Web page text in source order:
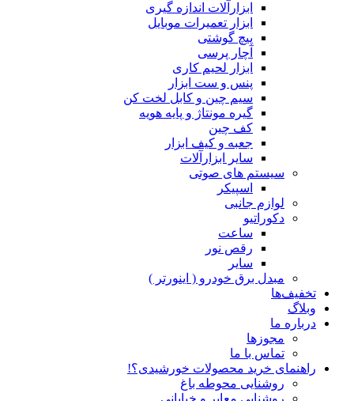
ابزارآلات اندازه گیری
ابزار تعمیرات موبایل
پیچ گوشتی
آچار پرسی
ابزار لحیم کاری
پنس و ست ابزار
سیم چین و کابل لخت کن
گیره مونتاژ و پایه هویه
کف چین
جعبه و کیف ابزار
سایر ابزارآلات
سیستم های صوتی
اسپیکر
لوازم جانبی
دکوراتیو
ساعت
رقص نور
سایر
مبدل برق خودرو ( اینورتر )
تخفیف‌ها
وبلاگ
درباره ما
مجوزها
تماس با ما
راهنمای خرید محصولات خورشیدی؟!
روشنایی محوطه باغ
روشنایی معابر و خیابانی